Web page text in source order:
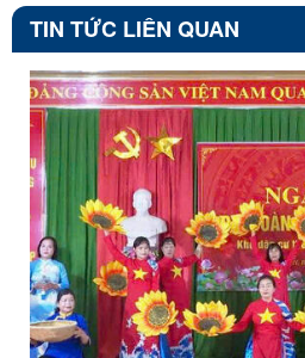
TIN TỨC LIÊN QUAN